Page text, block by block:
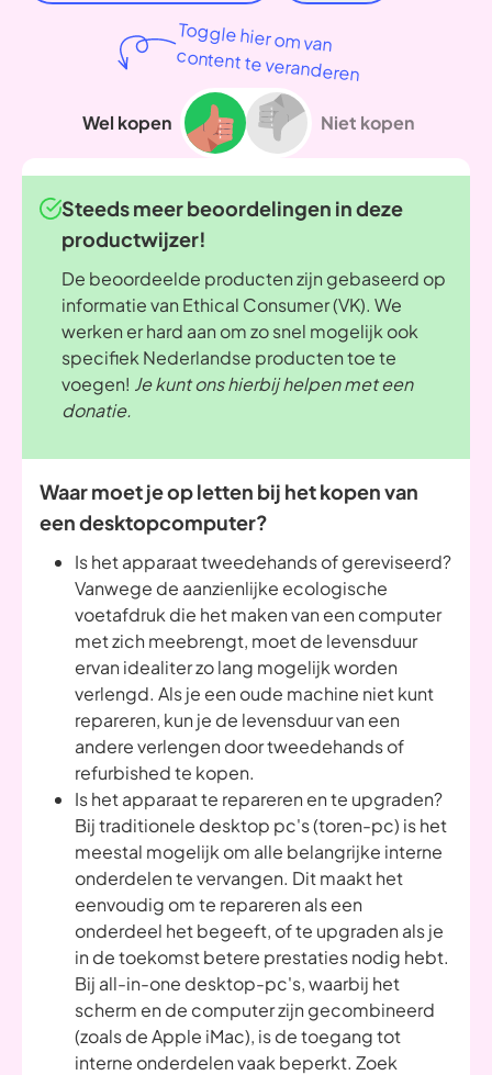
Toggle hier om van
content te veranderen
Wel kopen Niet kopen
Steeds meer beoordelingen in deze
productwijzer!
De beoordeelde producten zijn gebaseerd op
informatie van Ethical Consumer (VK). We
werken er hard aan om zo snel mogelijk ook
specifiek Nederlandse producten toe te
voegen! Je kunt ons hierbij helpen met een
donatie.
Waar moet je op letten bij het kopen van
een desktopcomputer?
Is het apparaat tweedehands of gereviseerd?
Vanwege de aanzienlijke ecologische
voetafdruk die het maken van een computer
met zich meebrengt, moet de levensduur
ervan idealiter zo lang mogelijk worden
verlengd. Als je een oude machine niet kunt
repareren, kun je de levensduur van een
andere verlengen door tweedehands of
refurbished te kopen.
Is het apparaat te repareren en te upgraden?
Bij traditionele desktop pc's (toren-pc) is het
meestal mogelijk om alle belangrijke interne
onderdelen te vervangen. Dit maakt het
eenvoudig om te repareren als een
onderdeel het begeeft, of te upgraden als je
in de toekomst betere prestaties nodig hebt.
Bij all-in-one desktop-pc's, waarbij het
scherm en de computer zijn gecombineerd
(zoals de Apple iMac), is de toegang tot
interne onderdelen vaak beperkt. Zoek